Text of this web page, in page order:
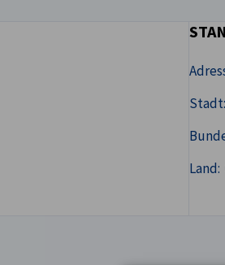
Stadt:
Land: